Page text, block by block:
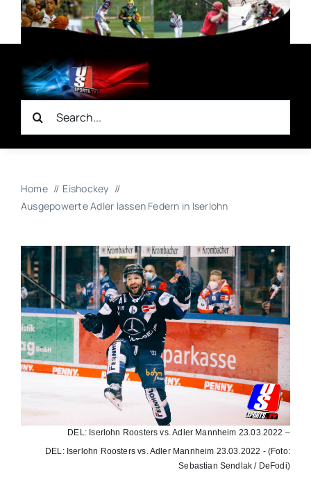
Zum
Inhalt
springen
Suche
nach:
Home
Eishockey
Ausgepowerte Adler lassen Federn in Iserlohn
DEL: Iserlohn Roosters vs. Adler Mannheim 23.03.2022 –
DEL: Iserlohn Roosters vs. Adler Mannheim 23.03.2022 - (Foto:
Sebastian Sendlak / DeFodi)